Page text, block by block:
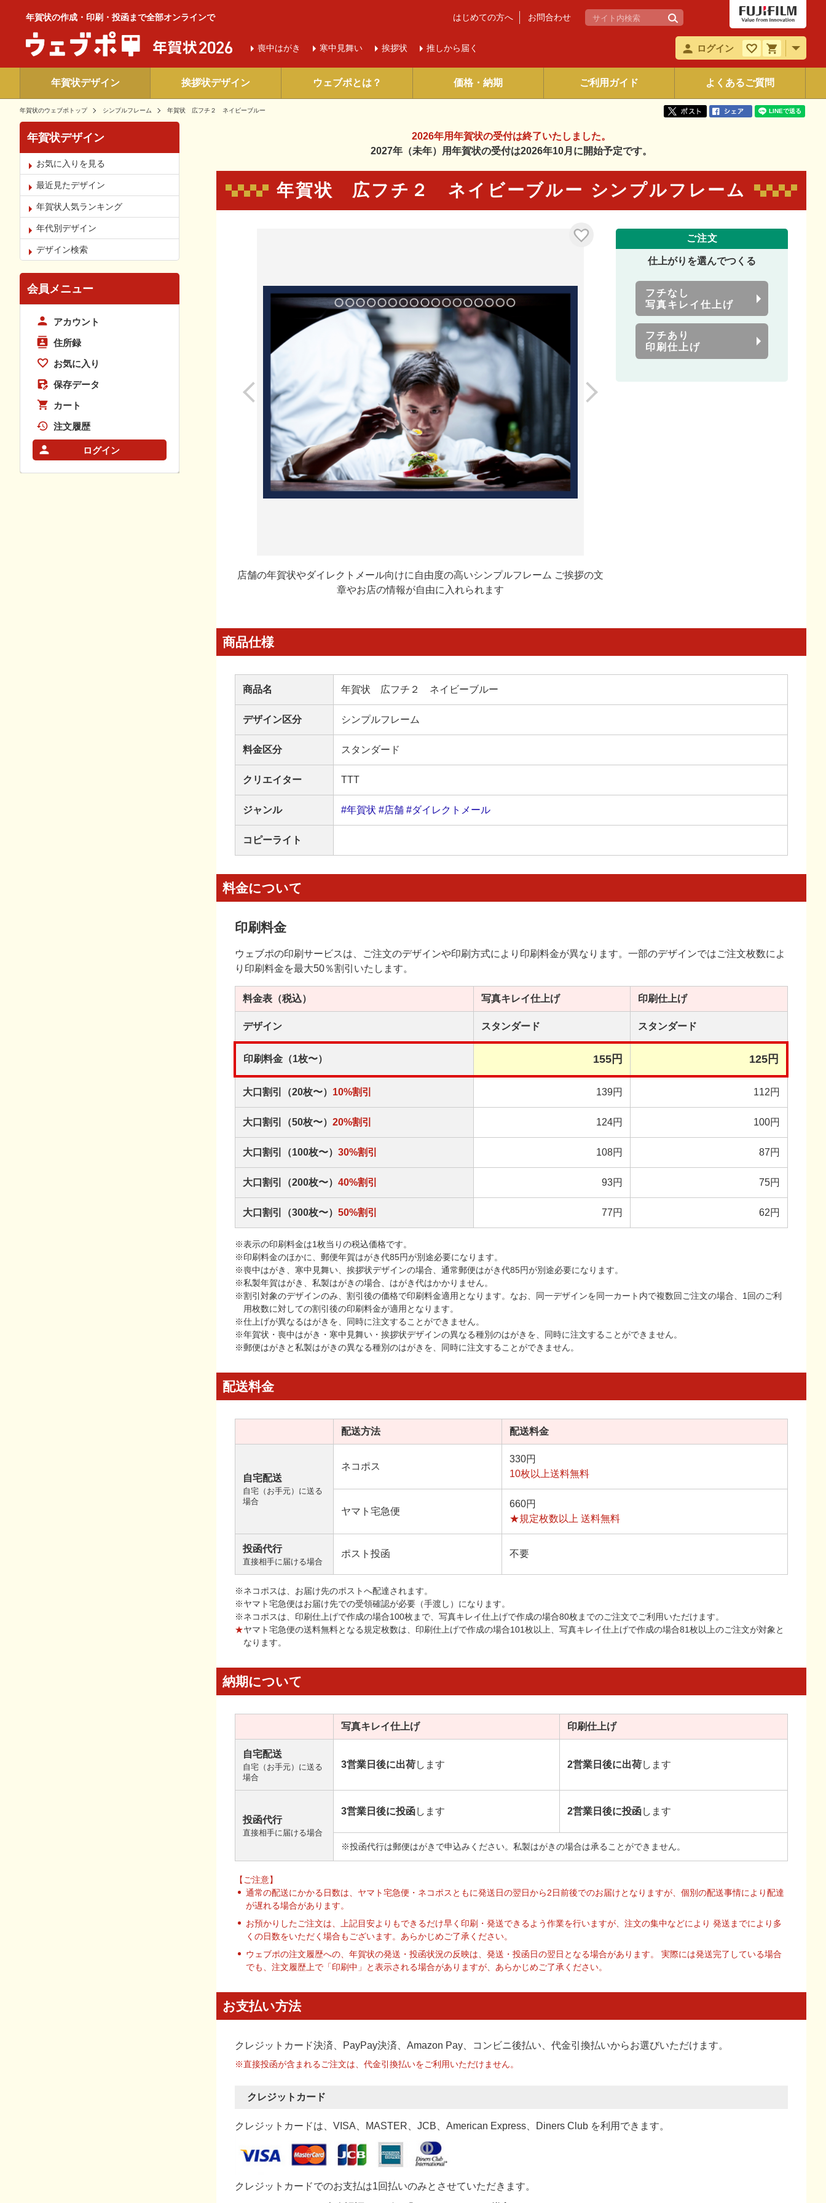
年賀状の作成・印刷・投函まで全部オンラインで
喪中はがき 寒中 見舞い 挨拶状 推しから届く
はじめての方へ お問合わせ
ログイン
年賀状デザイン 挨拶状デザイン ウェブポとは？ 価格・納期 ご利用ガイド よくあるご質問
年賀状のウェブポトップ シンプルフレーム 年賀状 広フチ２ ネイビーブルー
2026年用年賀状の受付は終了いたしました。
2027年（未年）用年賀状の受付は2026年10月に開始予定です。
年賀状 広フチ２ ネイビーブルー シンプルフレーム
店舗の年賀状やダイレクトメール向けに自由度の高いシンプルフレーム ご挨拶の文
章やお店の情報が自由に入れられます
ご注文
仕上がりを選んでつくる
フチなし
写真キレイ仕上げ
フチあり
印刷仕上げ
商品仕様
商品名 年賀状 広フチ２ ネイビーブルー
デザイン区分 シンプルフレーム
料金区分 スタンダード
クリエイター TTT
ジャンル #年賀状 #店舗 #ダイレクトメール
コピーライト
料金について
印刷料金
ウェブポの印刷サービスは、ご注文のデザインや印刷方式により印刷料金が異なります。一部のデザインではご注文枚数によ
り印刷料金を最大50％割引いたします。
料金表 （税込） 写真キレイ仕上げ 印刷仕上げ
デザイン スタンダード スタンダード
印刷料金（1枚〜） 155円 125円
大口割引（20枚〜） 10%割引 139円 112円
大口割引（50枚〜） 20%割引 124円 100円
大口割引（100枚〜） 30%割引 108円 87円
大口割引（200枚〜） 40%割引 93円 75円
大口割引（300枚〜） 50%割引 77円 62円
※表示の印刷料金は1枚当りの税込価格です。
※印刷料金のほかに、郵便年賀はがき代85円が別途必要になります。
※喪中はがき、寒中見舞い、挨拶状デザインの場合、通常郵便はがき代85円が別途必要になります。
※私製年賀はがき、私製はがきの場合、はがき代はかかりません。
※割引対象のデザインのみ、割引後の価格で印刷料金適用となります。なお、同一デザインを同一カート内で複数回ご注文の場合、1回のご利
用枚数に対しての割引後の印刷料金が適用となります。
※仕上げが異なるはがきを、同時に注文することができません。
※年賀状・喪中はがき・寒中見舞い・挨拶状デザインの異なる種別のはがきを、同時に注文することができません。
※郵便はがきと私製はがきの異なる種別のはがきを、同時に注文することができません。
配送料金
配送方法 配送料金
自宅配送
自宅（お手元）に送る
場合
ネコポス
330円
10枚以上送料無料
ヤマト宅急便
660円
★規定枚数以上 送料無料
投函代行
直接相手に届ける場合
ポスト投函 不要
※ネコポスは、お届け先のポストへ配達されます。
※ヤマト宅急便はお届け先での受領確認が必要（手渡し）になります。
※ネコポスは、印刷仕上げで作成の場合100枚まで、写真キレイ仕上げで作成の場合80枚までのご注文でご利用いただけます。
★ヤマト宅急便の送料無料となる規定枚数は、印刷仕上げで作成の場合101枚以上、写真キレイ仕上げで作成の場合81枚以上のご注文が対象と
なります。
納期について
写真キレイ仕上げ 印刷仕上げ
自宅配送
自宅（お手元）に送る
場合
3営業日後に出荷します 2営業日後に出荷します
投函代行
直接相手に届ける場合
3営業日後に投函します 2営業日後に投函します
※投函代行は郵便はがきで申込みください。私製はがきの場合は承ることができません。
【ご注意】
通常の配送にかかる日数は、ヤマト宅急便・ネコポスともに発送日の翌日から2日前後でのお届けとなりますが、個別の配送事情により配達
が遅れる場合があります。
お預かりしたご注文は、上記目安よりもできるだけ早く印刷・発送できるよう作業を行いますが、注文の集中などにより 発送までにより多
くの日数をいただく場合もございます。あらかじめご了承ください。
ウェブポの注文履歴への、年賀状の発送・投函状況の反映は、発送・投函日の翌日となる場合があります。 実際には発送完了している場合
でも、注文履歴上で「印刷中」と表示される場合がありますが、あらかじめご了承ください。
お支払い方法
クレジットカード決済、PayPay決済 、Amazon Pay、コンビニ後払い、代金引換払いからお選びいただけます。
※直接投函が含まれるご注文は、代金引換払いをご利用いただけません。
クレジットカード
クレジットカードは、VISA、MASTER、JCB、American Express、Diners Club を利用できます。
クレジットカードでのお支払は1回払いのみとさせていただきます。
年賀状デザイン
お気に入りを見る
最近見たデザイン
年賀状人気ランキング
年代別デザイン
デザイン検索
会員メニュー
アカウント
住所録
お気に入り
保存データ
カート
注文履歴
ログイン